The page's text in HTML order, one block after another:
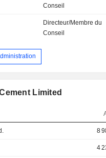
Conseil
Directeur/Membre du
Conseil
Limited
8
4